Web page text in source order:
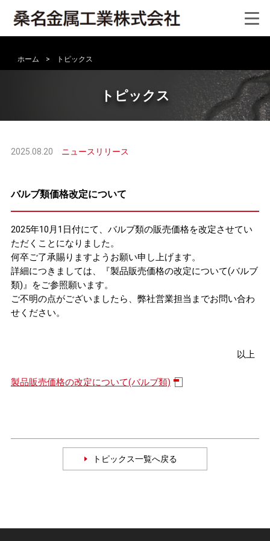
ホーム > トピックス
トピックス
2025.08.20 ニュースリリース
バルブ類価格改定について
2025年10月1日付にて、バルブ類の販売価格を改定させてい
ただくことになりました。
何卒ご了承賜りますようお願い申し上げます。
詳細につきましては、『製品販売価格の改定について(バルブ
類)』をご参照願います。
ご不明の点がございましたら、弊社営業担当までお問い合わ
せください。
以上
製品販売価格の改定について(バルブ類)
トピックス一覧へ戻る